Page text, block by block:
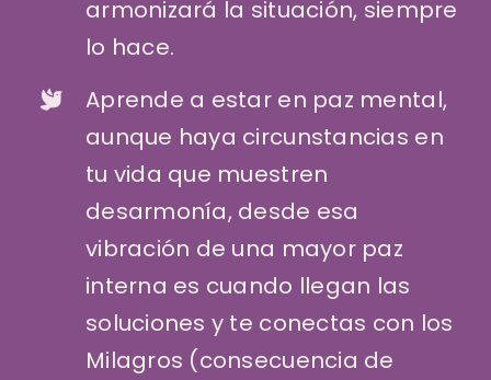
armonizará la situación, siempre
lo hace.
Aprende a estar en paz mental,
aunque haya circunstancias en
tu vida que muestren
desarmonía, desde esa
vibración de una mayor paz
interna es cuando llegan las
soluciones y te conectas con los
Milagros (consecuencia de